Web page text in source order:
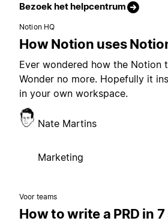
Bezoek het helpcentrum
Notion HQ
How Notion uses
Ever wondered how the Notion
Wonder no more. Hopefully it
in your own workspace.
Nate Martins
Marketing
Voor teams
How to write a PRD in